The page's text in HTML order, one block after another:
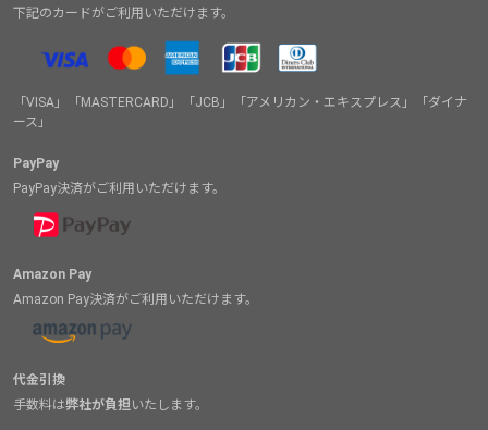
下記のカードがご利用いただけます。
「VISA」「MASTERCARD」「JCB」「アメリカン・エキスプレス」「ダイナ
ース」
PayPay
PayPay決済がご利用いただけます。
Amazon Pay
Amazon Pay決済がご利用いただけます。
代金引換
手数料は弊社が負担いたします。